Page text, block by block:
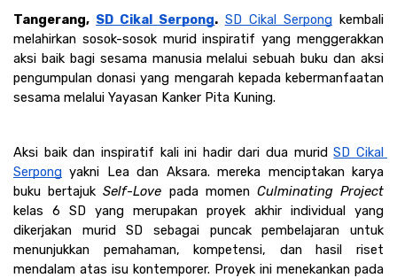
Tangerang, SD Cikal Serpong. SD Cikal Serpong kembali
melahirkan sosok-sosok murid inspiratif yang menggerakkan
aksi baik bagi sesama manusia melalui sebuah buku dan aksi
pengumpulan donasi yang mengarah kepada kebermanfaatan
sesama melalui Yayasan Kanker Pita Kuning.
Aksi baik dan inspiratif kali ini hadir dari dua murid SD Cikal
Serpong yakni Lea dan Aksara. mereka menciptakan karya
buku bertajuk Self-Love pada momen
kelas 6 SD yang merupakan proyek akhir individual yang
dikerjakan murid SD sebagai puncak pembelajaran untuk
menunjukkan pemahaman, kompetensi, dan hasil riset
mendalam atas isu kontemporer. Proyek ini menekankan pada